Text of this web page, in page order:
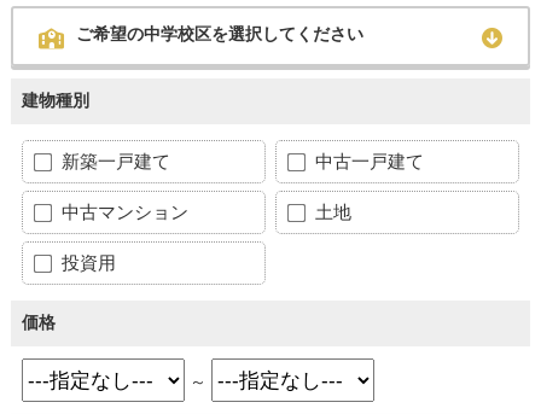
ご希望の中学校区を選択してください
建物種別
新築一戸建て 中古一戸建て
中古マンション 土地
投資用
価格
～